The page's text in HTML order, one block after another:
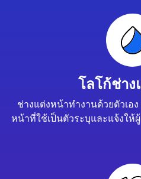
โลโก้ช่า
ช่างแต่งหน้าทำงานด้วยตัวเอ
หน้าที่ใช้เป็นตัวระบุและแจ้งให้